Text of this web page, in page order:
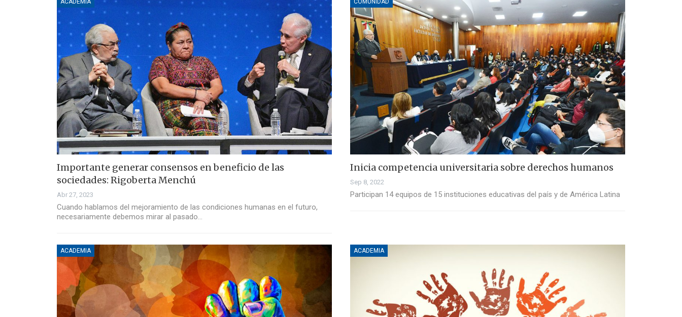
ACADEMIA
Importante generar consensos en beneficio de las
sociedades: Rigoberta Menchú
Abr 27, 2023
Cuando hablamos del mejoramiento de las condiciones humanas en el futuro,
necesariamente debemos mirar al pasado…
COMUNIDAD
Inicia competencia universitaria sobre derechos humanos
Sep 8, 2022
Participan 14 equipos de 15 instituciones educativas del país y de América Latina
ACADEMIA ACADEMIA